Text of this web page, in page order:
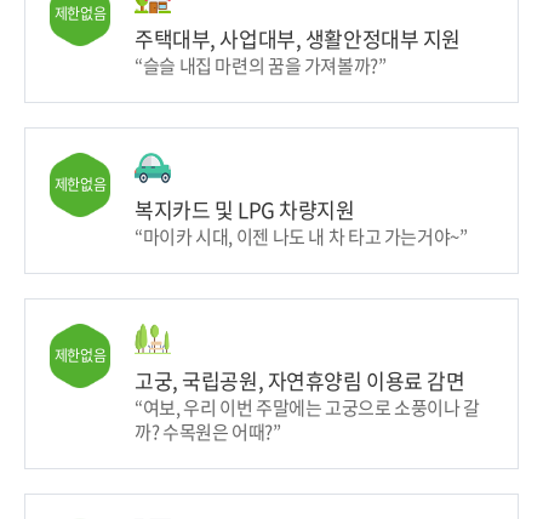
제한없음
주택대부, 사업대부, 생활안정대부 지원
“슬슬 내집 마련의 꿈을 가져볼까?”
제한없음
복지카드 및 LPG 차량지원
“마이카 시대, 이젠 나도 내 차 타고 가는거야~”
제한없음
고궁, 국립공원, 자연휴양림 이용료 감면
“여보, 우리 이번 주말에는 고궁으로 소풍이나 갈
까? 수목원은 어때?”